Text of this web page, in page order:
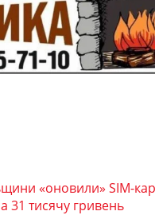
«оновили» SIM-
31 тисячу гривень